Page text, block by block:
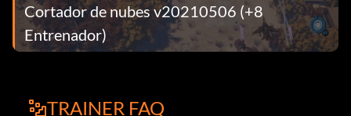
Cortador de nubes v20210506 (+8
Entrenador)
TRAINER FAQ